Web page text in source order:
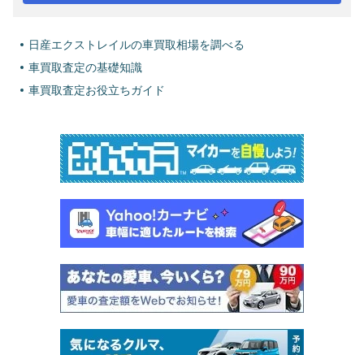
日産エクストレイルの車買取相場を調べる
車買取査定の基礎知識
車買取査定お役立ちガイド